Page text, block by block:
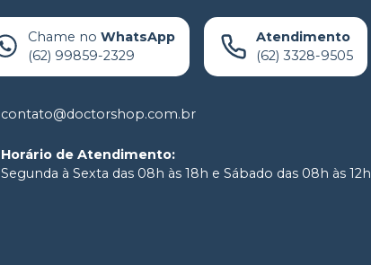
Chame no WhatsApp
(62) 99859-2329
Atendimento
(62) 3328-9505
contato@doctorshop.com.br
Horário de Atendimento:
Segunda à Sexta das 08h às 18h e Sábado das 08h às 12h